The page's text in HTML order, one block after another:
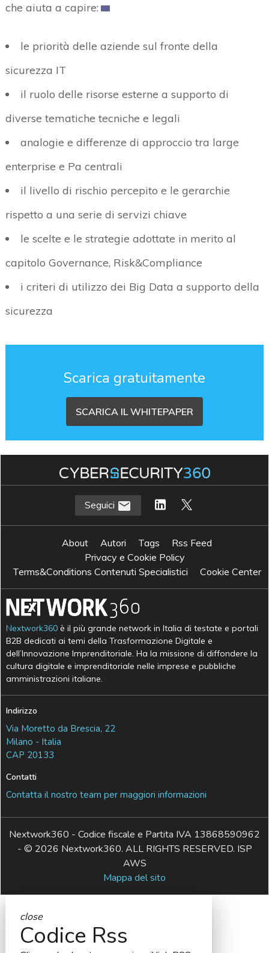
che aiuta a capire:
le priorità delle aziende sul fronte della
sicurezza IT
il ruolo delle risorse esterne a supporto di
diverse tematiche tecniche e legali
analogie e differenze di approccio tra large
enterprise e Pa centrali
il livello di rischio percepito e le gerarchie
rispetto a una serie di servizi chiave
le scelte e le strategie adottate in merito al
capitolo Governance, Risk&Compliance
i criteri di utilizzo dei Big Data a supporto della
sicurezza
Scarica gratuitamente
SCARICA IL WHITEPAPER
Seguici
About Autori Tags
Rss Feed
Privacy e Cookie Policy
Terms&Conditions Contenuti Specialistici
Cookie Center
Nextwork360 è il più grande network in Italia di testate e portali
B2B dedicati ai temi della Trasformazione Digitale e
dell’Innovazione Imprenditoriale. Ha la missione di diffondere la
cultura digitale e imprenditoriale nelle imprese e pubbliche
amministrazioni italiane.
Indirizzo
Via Moretto da Brescia, 22
Milano - Italia
CAP 20133
Contatti
Contatta il nostro team per maggiori informazioni
Nextwork360 - Codice fiscale e Partita IVA 13868590962
- © 2026 Nextwork360. ALL RIGHTS RESERVED. ISP
AWS
Mappa del sito
close
Codice Rss